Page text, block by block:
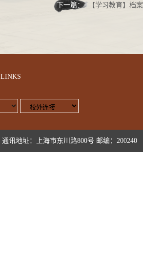
下一篇： 【学习教育】档
LINKS
通讯地址：上海市东川路800号 邮编：